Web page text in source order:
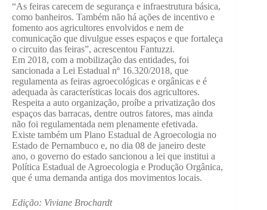
“As feiras carecem de segurança e infraestrutura básica,
como banheiros. Também não há ações de incentivo e
fomento aos agricultores envolvidos e nem de
comunicação que divulgue esses espaços e que fortaleça
o circuito das feiras”, acrescentou Fantuzzi.
Em 2018, com a mobilização das entidades, foi
sancionada a Lei Estadual nº 16.320/2018, que
regulamenta as feiras agroecológicas e orgânicas e é
adequada às características locais dos agricultores.
Respeita a auto organização, proíbe a privatização dos
espaços das barracas, dentre outros fatores, mas ainda
não foi regulamentada nem plenamente efetivada.
Existe também um Plano Estadual de Agroecologia no
Estado de Pernambuco e, no dia 08 de janeiro deste
ano, o governo do estado sancionou a lei que institui a
Política Estadual de Agroecologia e Produção Orgânica,
que é uma demanda antiga dos movimentos locais.
Edição: Viviane Brochardt